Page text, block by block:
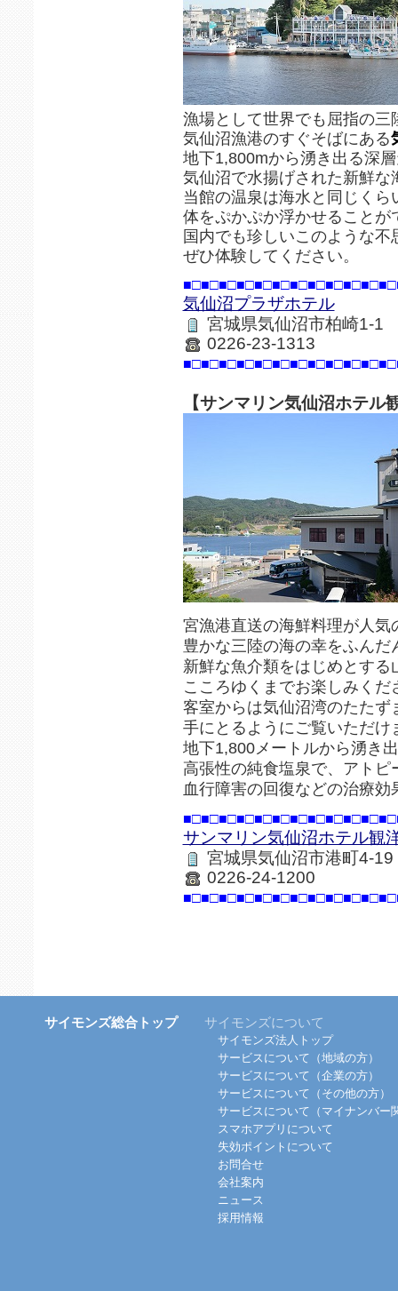
漁場として世界でも屈指の三
気仙沼漁港のすぐそばにある
地下1,800mから湧き出る深
気仙沼で水揚げされた新鮮な
当館の温泉は海水と同じく
体をぷかぷか浮かせることが
国内でも珍しいこのような不
ぜひ体験してください。
気仙沼プラザホテル
宮城県気仙沼市柏崎1-1
0226-23-1313
【サンマリン気仙沼ホテル
宮漁港直送の海鮮料理が人気
豊かな三陸の海の幸をふんだ
新鮮な魚介類をはじめとする
こころゆくまでお楽しみくだ
客室からは気仙沼湾のたたず
手にとるようにご覧いただけ
地下1,800メートルから湧き
高張性の純食塩泉で、アトピ
血行障害の回復などの治療
サンマリン気仙沼ホテル観
宮城県気仙沼市港町4-19
0226-24-1200
サイモンズ総合トップ サイモンズについて
サイモンズ法人トップ
サービスについて（地域の方）
サービスについて（企業の方）
サービスについて（その他の方）
サービスについて（マイナンバー
スマホアプリについて
失効ポイントについて
お問合せ
会社案内
ニュース
採用情報